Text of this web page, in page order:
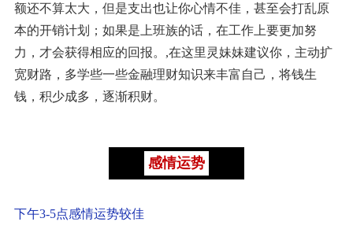
额还不算太大，但是支出也让你心情不佳，甚至会打乱原
本的开销计划；如果是上班族的话，在工作上要更加努
力，才会获得相应的回报。,在这里灵妹妹建议你，主动扩
宽财路，多学些一些金融理财知识来丰富自己，将钱生
钱，积少成多，逐渐积财。
感情运势
下午3-5点感情运势较佳